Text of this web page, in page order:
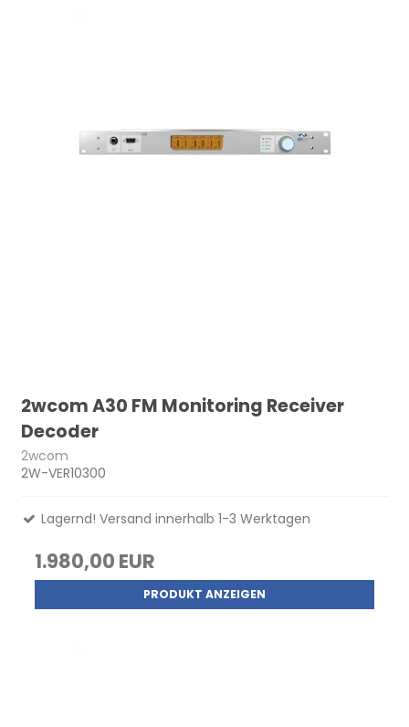
2wcom A30 FM Monitoring Receiver
Decoder
2wcom
2W-VER10300
Lagernd! Versand innerhalb 1-3 Werktagen
1.980,00 EUR
PRODUKT ANZEIGEN